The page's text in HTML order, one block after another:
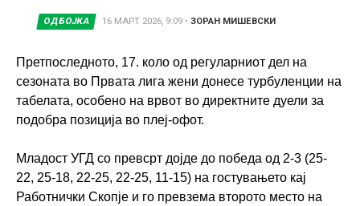
ОДБОЈКА 16 МАРТ 2026, 9:09• ЗОРАН МИШЕВСКИ
Претпоследното, 17. коло од регуларниот дел на
сезоната во Првата лига жени донесе турбуленции на
табелата, особено на врвот во директните дуели за
подобра позиција во плеј-офот.
Младост УГД со превсрт дојде до победа од 2-3 (25-
22, 25-18, 22-25, 22-25, 11-15) на гостувањето кај
Работнички Скопје и го превзема второто место на